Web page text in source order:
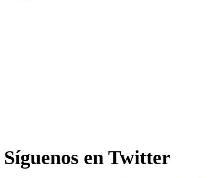
Síguenos en Twitter